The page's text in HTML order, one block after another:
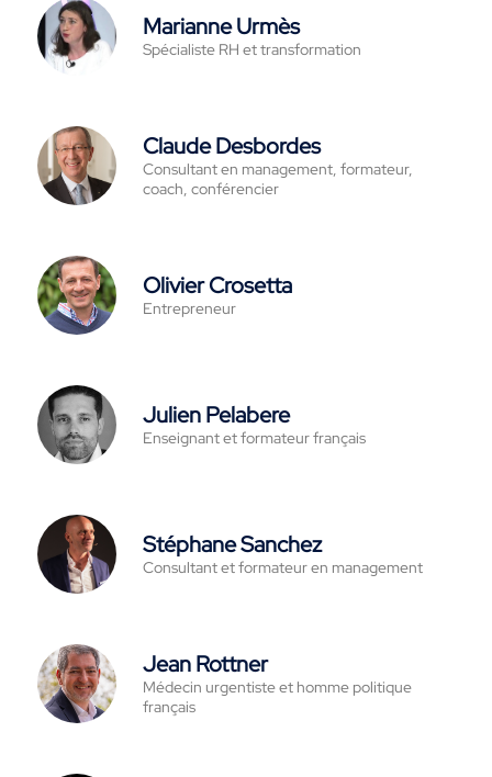
Marianne Urmès
Spécialiste RH et transformation
Claude Desbordes
Consultant en management, formateur,
coach, conférencier
Olivier Crosetta
Entrepreneur
Julien Pelabere
Enseignant et formateur français
Stéphane Sanchez
Consultant et formateur en management
Jean Rottner
Médecin urgentiste et homme politique
français